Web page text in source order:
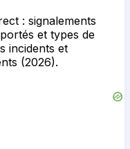
: signalements
et types de
incidents et
(2026).